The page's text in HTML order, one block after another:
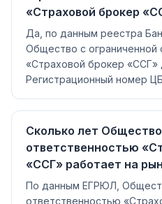
«Страховой брокер
Да, по данным реестра
Общество с ограниченной
«Страховой брокер «ССГ»
Регистрационный номер
Сколько лет
ответственностью
«ССГ» работает на
По данным ЕГРЮЛ,
ответственностью